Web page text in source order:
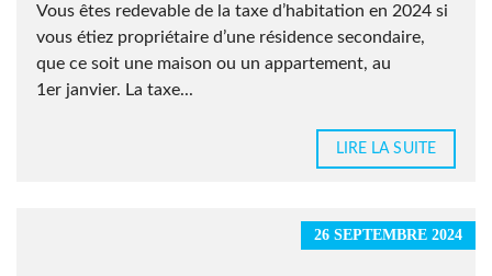
Vous êtes redevable de la taxe d’habitation en 2024 si
vous étiez propriétaire d’une résidence secondaire,
que ce soit une maison ou un appartement, au
1er janvier. La taxe...
LIRE LA SUITE
26 SEPTEMBRE 2024